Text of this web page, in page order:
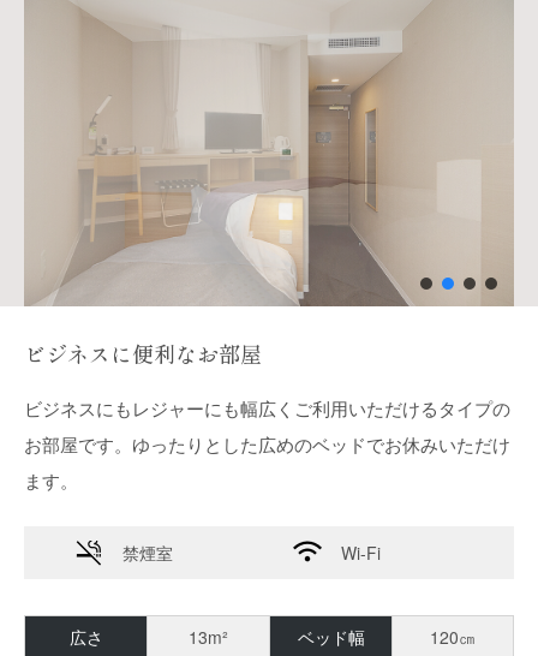
ビジネスに便利なお部屋
ビジネスにもレジャーにも幅広くご利用いただけるタイプの
お部屋です。ゆったりとした広めのベッドでお休みいただけ
ます。
禁煙室 Wi-Fi
広さ 13m² ベッド幅
120㎝